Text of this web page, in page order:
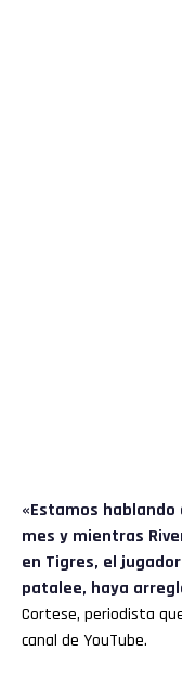
«Estamos
mes y mientras
en Tigres, el
patalee, haya
Cortese, periodista
canal de YouTube.